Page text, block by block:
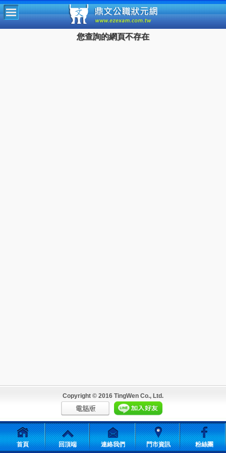
鼎文公
您查詢的網頁不存在
Copyright © 2016 TingWen Co., Ltd.
首頁 回頂端 連絡我們 門市資訊 粉絲團